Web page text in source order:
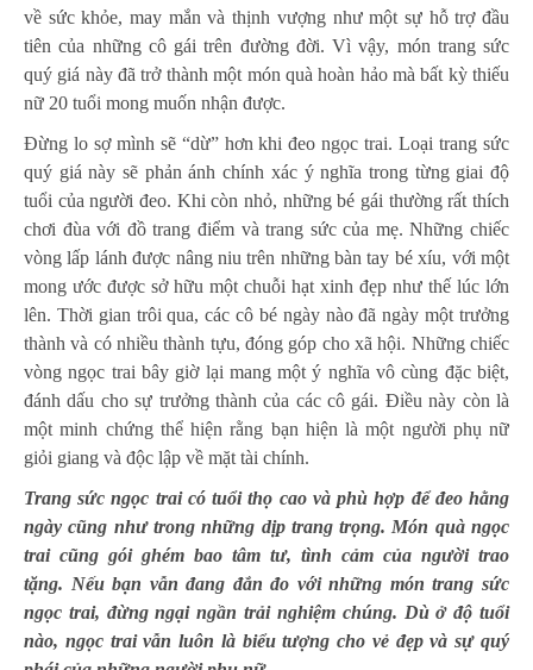
về sức khỏe, may mắn và thịnh vượng như một sự hỗ trợ đầu
tiên của những cô gái trên đường đời. Vì vậy, món trang sức
quý giá này đã trở thành một món quà hoàn hảo mà bất kỳ thiếu
nữ 20 tuổi mong muốn nhận được.
Đừng lo sợ mình sẽ “dừ” hơn khi đeo ngọc trai. Loại trang sức
quý giá này sẽ phản ánh chính xác ý nghĩa trong từng giai độ
tuổi của người đeo. Khi còn nhỏ, những bé gái thường rất thích
chơi đùa với đồ trang điểm và trang sức của mẹ. Những chiếc
vòng lấp lánh được nâng niu trên những bàn tay bé xíu, với một
mong ước được sở hữu một chuỗi hạt xinh đẹp như thế lúc lớn
lên. Thời gian trôi qua, các cô bé ngày nào đã ngày một trưởng
thành và có nhiều thành tựu, đóng góp cho xã hội. Những chiếc
vòng ngọc trai bây giờ lại mang một ý nghĩa vô cùng đặc biệt,
đánh dấu cho sự trưởng thành của các cô gái. Điều này còn là
một minh chứng thể hiện rằng bạn hiện là một người phụ nữ
giỏi giang và độc lập về mặt tài chính.
Trang sức ngọc trai có tuổi thọ cao và phù hợp để đeo hằng
ngày cũng như trong những dịp trang trọng. Món quà ngọc
trai cũng gói ghém bao tâm tư, tình cảm của người trao
tặng. Nếu bạn vẫn đang đắn đo với những món trang sức
ngọc trai, đừng ngại ngần trải nghiệm chúng. Dù ở độ tuổi
nào, ngọc trai vẫn luôn là biểu tượng cho vẻ đẹp và sự quý